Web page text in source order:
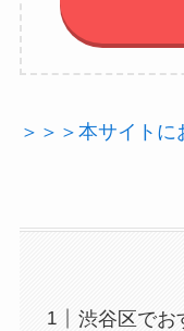
＞＞＞本サイト
渋谷区でお